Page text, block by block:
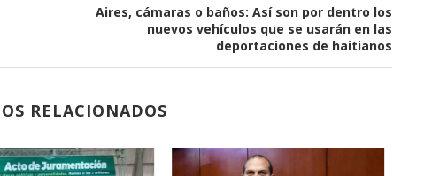
Aires, cámaras o baños: Así son por dentro los
nuevos vehículos que se usarán en las
deportaciones de haitianos
RELACIONADOS